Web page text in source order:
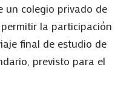
un colegio privado de
la participación
final de estudio de
previsto para el